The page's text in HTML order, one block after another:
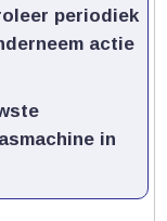
periodiek
actie
in